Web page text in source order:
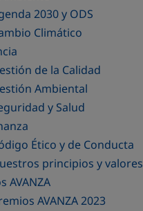
2030 y ODS
Climático
de la Calidad
Ambiental
y Salud
Ético y de Conducta
principios y valores
AVANZA
AVANZA 2023